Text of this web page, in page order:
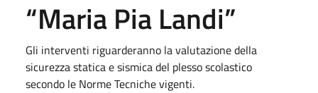
“Maria Pia Landi”
Gli interventi riguarderanno la valutazione della
sicurezza statica e sismica del plesso scolastico
secondo le Norme Tecniche vigenti.